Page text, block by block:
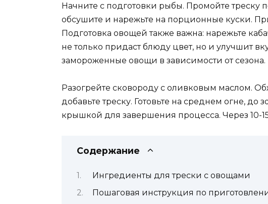
Начните с подготовки рыбы. Промойте треску
обсушите и нарежьте на порционные куски.
Подготовка овощей также важна: нарежьте
не только придаст блюду цвет, но и улучшит
замороженные овощи в зависимости от сезона.
Разогрейте сковороду с оливковым маслом.
добавьте треску. Готовьте на среднем огне, до
крышкой для завершения процесса. Через 10-
Содержание
Ингредиенты для трески с овощами
Пошаговая инструкция по